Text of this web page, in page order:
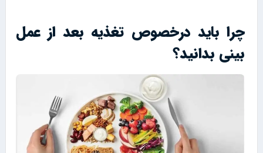
چرا باید درخصوص تغذیه بعد از عمل
بینی بدانید؟